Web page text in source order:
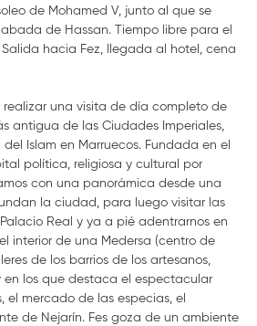
de Mohamed V, junto al que se
de Hassan. Tiempo libre para el
hacia Fez, llegada al hotel, cena
realizar una visita de día completo de
antigua de las Ciudades Imperiales,
Islam en Marruecos. Fundada en el
política, religiosa y cultural por
con una panorámica desde una
la ciudad, para luego visitar las
Real y ya a pié adentrarnos en
interior de una Medersa (centro de
de los barrios de los artesanos,
en los que destaca el espectacular
el mercado de las especias, el
de Nejarín. Fes goza de un ambiente